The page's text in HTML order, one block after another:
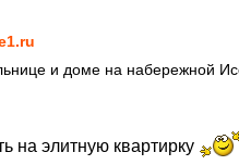
и доме на набережной
на элитную квартирку